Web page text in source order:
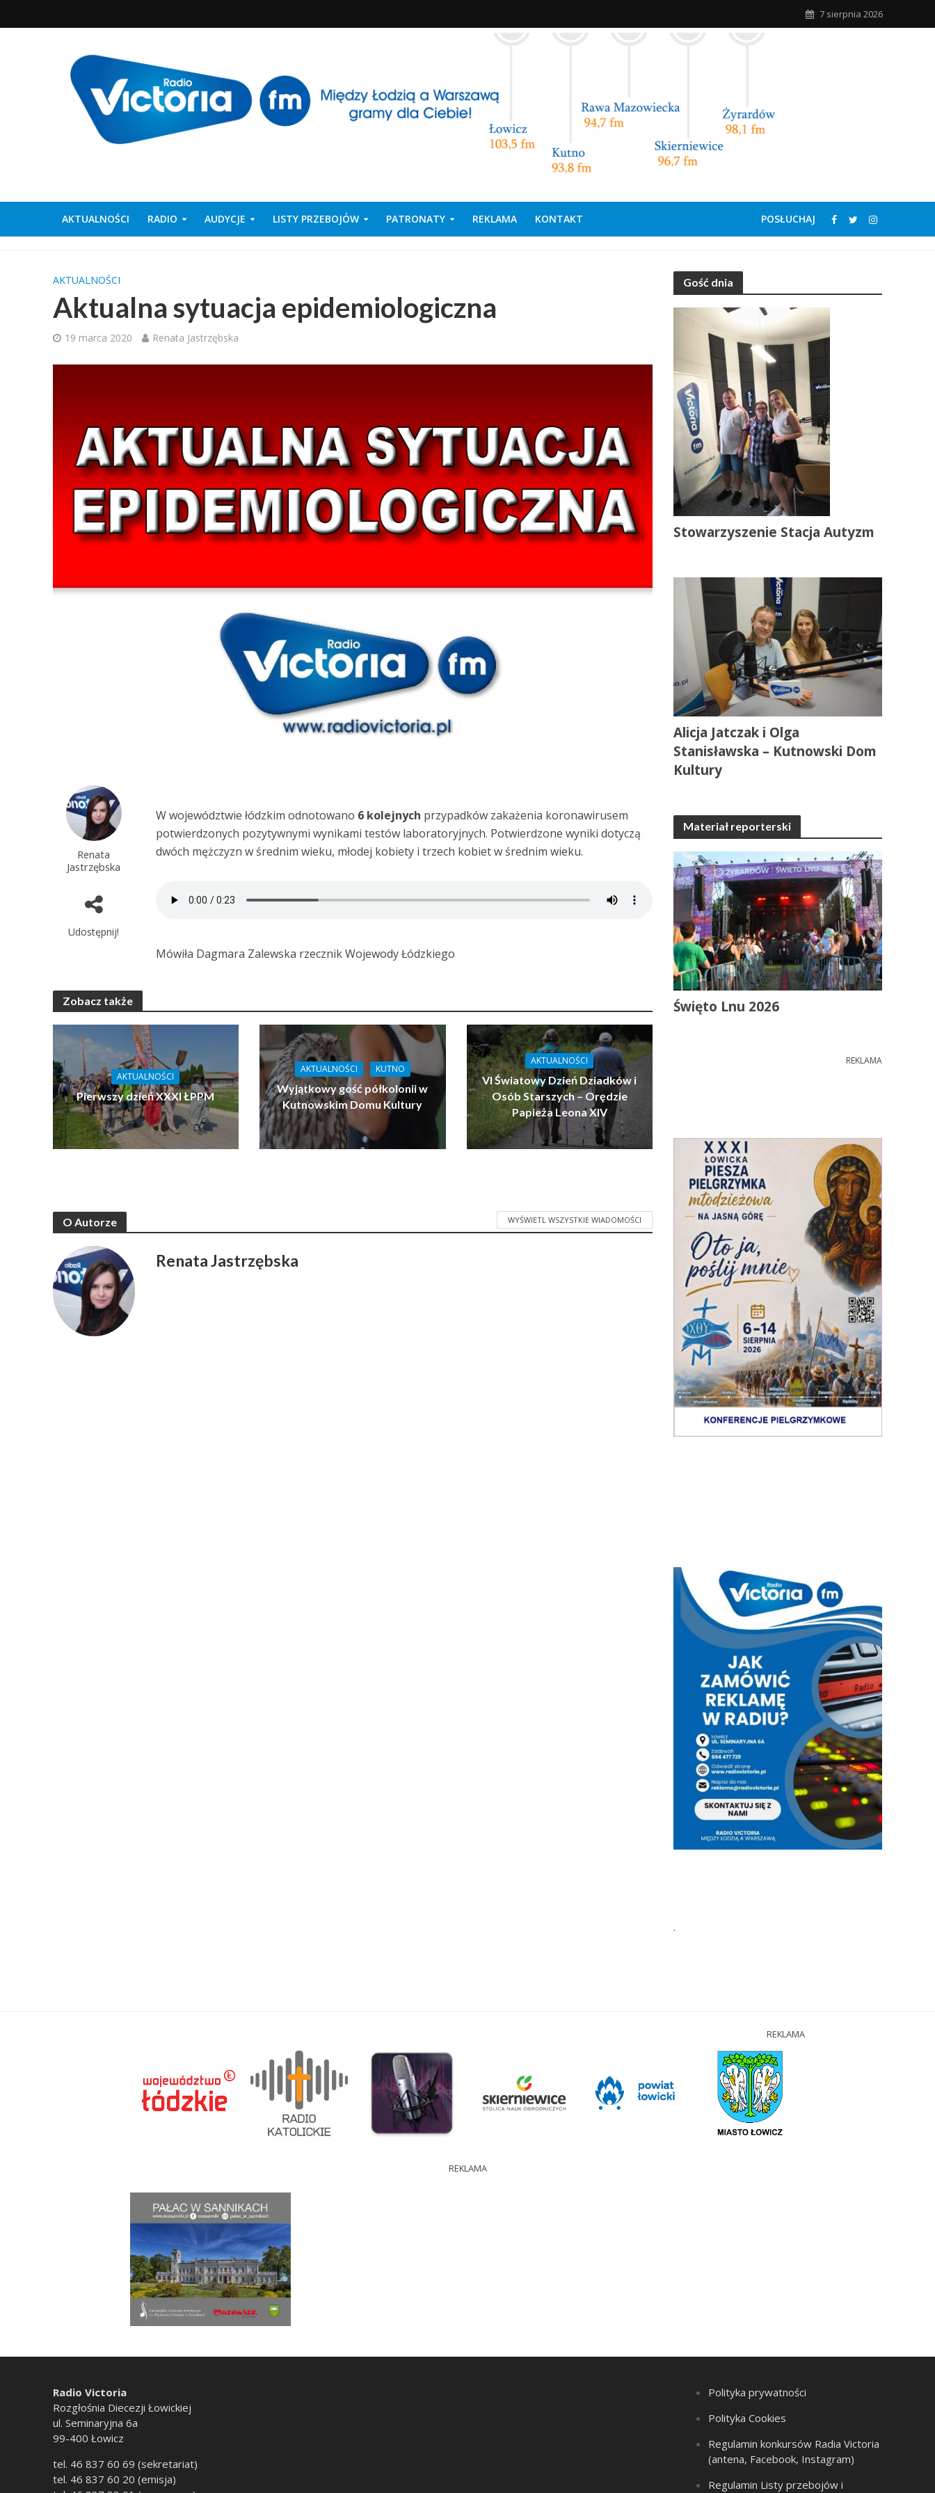
7 sierpnia 2026
AKTUALNOŚCI RADIO AUDYCJE LISTY PRZEBOJÓW PATRONATY REKLAMA KONTAKT POSŁUCHAJ
AKTUALNOŚCI
Aktualna sytuacja epidemiologiczna
19 marca 2020 Renata Jastrzębska
Renata
Jastrzębska
Udostępnij!
W województwie łódzkim odnotowano 6 kolejnych przypadków zakażenia koronawirusem
potwierdzonych pozytywnymi wynikami testów laboratoryjnych. Potwierdzone wyniki dotyczą
dwóch mężczyzn w średnim wieku, młodej kobiety i trzech kobiet w średnim wieku.
Mówiła Dagmara Zalewska rzecznik Wojewody Łódzkiego
Zobacz także
AKTUALNOŚCI
Pierwszy dzień XXXI ŁPPM
AKTUALNOŚCI KUTNO
Wyjątkowy gość półkolonii w
Kutnowskim Domu Kultury
AKTUALNOŚCI
VI Światowy Dzień Dziadków i
Osób Starszych – Orędzie
Papieża Leona XIV
O Autorze WYŚWIETL WSZYSTKIE WIADOMOŚCI
Renata Jastrzębska
Gość dnia
Stowarzyszenie Stacja Autyzm
Alicja Jatczak i Olga
Stanisławska – Kutnowski Dom
Kultury
Materiał reporterski
Święto Lnu 2026
REKLAMA
.
REKLAMA
REKLAMA
Radio Victoria
Rozgłośnia Diecezji Łowickiej
ul. Seminaryjna 6a
99-400 Łowicz
tel. 46 837 60 69 (sekretariat)
tel. 46 837 60 20 (emisja)
Polityka prywatności
Polityka Cookies
Regulamin konkursów Radia Victoria
(antena, Facebook, Instagram)
Regulamin Listy przebojów i